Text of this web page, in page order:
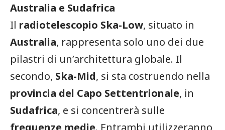
Australia e Sudafrica
Il radiotelescopio Ska-Low, situato in
Australia, rappresenta solo uno dei due
pilastri di un’architettura globale. Il
secondo, Ska-Mid, si sta costruendo nella
provincia del Capo Settentrionale, in
Sudafrica, e si concentrerà sulle
frequenze medie. Entrambi utilizzeranno